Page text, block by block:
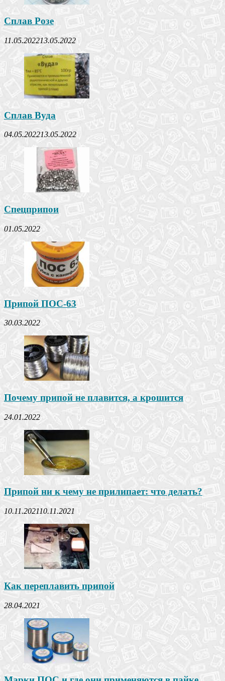
Сплав Розе
11.05.202213.05.2022
Сплав Вуда
04.05.202213.05.2022
Спецприпои
01.05.2022
Припой ПОС-63
30.03.2022
Почему припой не плавится, а крошится
24.01.2022
Припой ни к чему не прилипает: что делать?
10.11.202110.11.2021
Как переплавить припой
28.04.2021